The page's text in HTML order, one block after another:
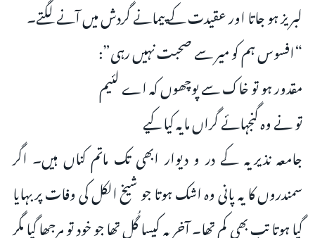
لبریز ہو جاتا اور عقیدت کے پیمانے گردش میں آنے لگتے۔
“افسوس ہم کو میر سے صحبت نہیں رہی”:
مقدور ہو تو خاک سے پوچھوں کہ اے لئیم
تو نے وہ گنجہائے گراں مایہ کیا کیے
جامعہ نذیریہ کے در و دیوار ابھی تک ماتم کناں ہیں۔ اگر
سمندروں کا یہ پانی وہ اشک ہوتا جو شیخ الکل کی وفات پر بہایا
گیا ہوتا تب بھی کم تھا۔ آخر یہ کیسا گُل تھا جو خود تو مرجھا گیا مگر